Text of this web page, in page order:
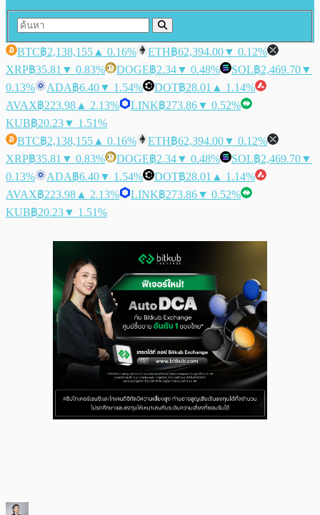
BTC฿2,138,155 ▲ 0.16% ETH฿62,394.00▼ 0.12%
XRP฿35.81 ▼ 0.83% DOGE฿2.34▼ 0.48% SOL฿2,469.70▼
0.13%
ADA฿6.40▼ 1.54% DOT฿28.01 ▲ 1.14%
AVAX฿223.98 ▲ 2.13% LINK฿273.86▼ 0.52%
KUB฿20.23▼ 1.51%
BTC฿2,138,155 ▲ 0.16% ETH฿62,394.00▼ 0.12%
XRP฿35.81 ▼ 0.83% DOGE฿2.34▼ 0.48% SOL฿2,469.70▼
0.13%
ADA฿6.40▼ 1.54% DOT฿28.01 ▲ 1.14%
AVAX฿223.98 ▲ 2.13% LINK฿273.86▼ 0.52%
KUB฿20.23▼ 1.51%